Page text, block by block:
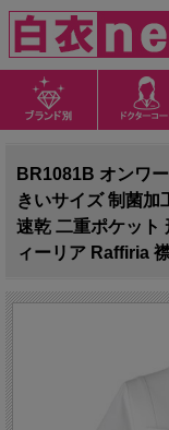
BR1081B オンワ
きいサイズ 制菌加
速乾 二重ポケット
ィーリア Raffiria